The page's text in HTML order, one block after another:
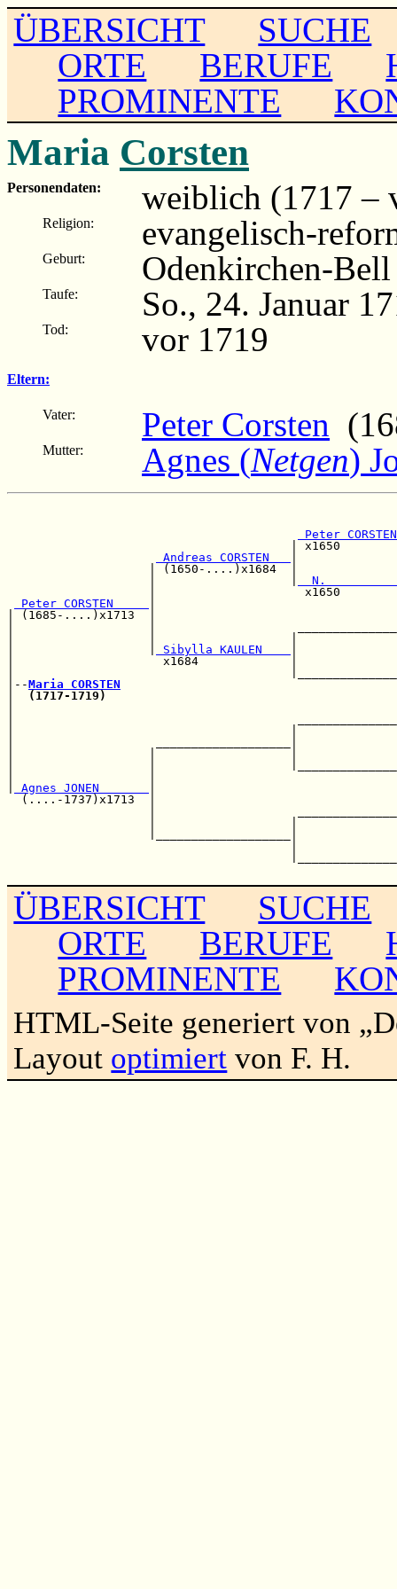
ÜBERSICHT
SUCHE
ORTE
BERUFE
PROMINENTE
Maria Corsten
Personendaten: weiblich (1717 –
Religion: evangelisch-
Geburt: Odenkirchen-Bell
Taufe: So., 24. Januar
Tod: vor 1719
Eltern:
Vater: Peter Corsten
Mutter: Agnes (Netgen)
Peter
Andreas CORSTEN
| (1650-....)x1684  |
|
Peter CORSTEN
| (1685-....)x1713  |
|                   |
Sibylla KAULEN
|                     x1684             |
|--Maria CORSTEN
(1717-1719)
|
|                   |                   |
|
Agnes JONEN
(....-1737)x1713  |
|
|
ÜBERSICHT
SUCHE
ORTE
BERUFE
PROMINENTE
HTML-Seite generiert von
Layout optimiert von F. H.